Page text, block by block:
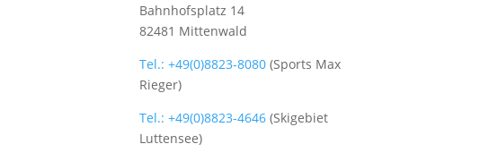
Bahnhofsplatz 14
82481 Mittenwald
Tel.: +49(0)8823-8080(Sports Max
Rieger)
Tel.: +49(0)8823-4646(Skigebiet
Luttensee)